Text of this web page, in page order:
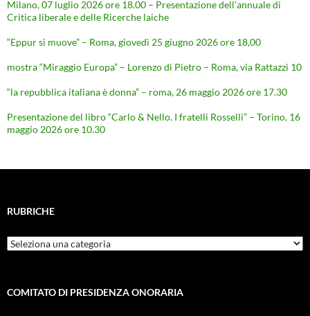
Milano, 07 luglio 2026 ore 18.00 – Presentazione dell’annuale di
Critica liberale e delle Ricerche laiche
“Eppur si muove” – Roma, giovedì 25 giugno 2026 ore 18,00
mostra “Miraggio Europa” – Lorenzo di Pietro – Roma, via Rattazzi 10
“la repubblica italiana è donna” – roma, 26 maggio 2026 ore 17.30
Presentazione del libro “Carlo & Nello. I fratelli Rosselli” – Torino, 16
maggio 2026 ore 10.30
RUBRICHE
Rubriche
COMITATO DI PRESIDENZA ONORARIA